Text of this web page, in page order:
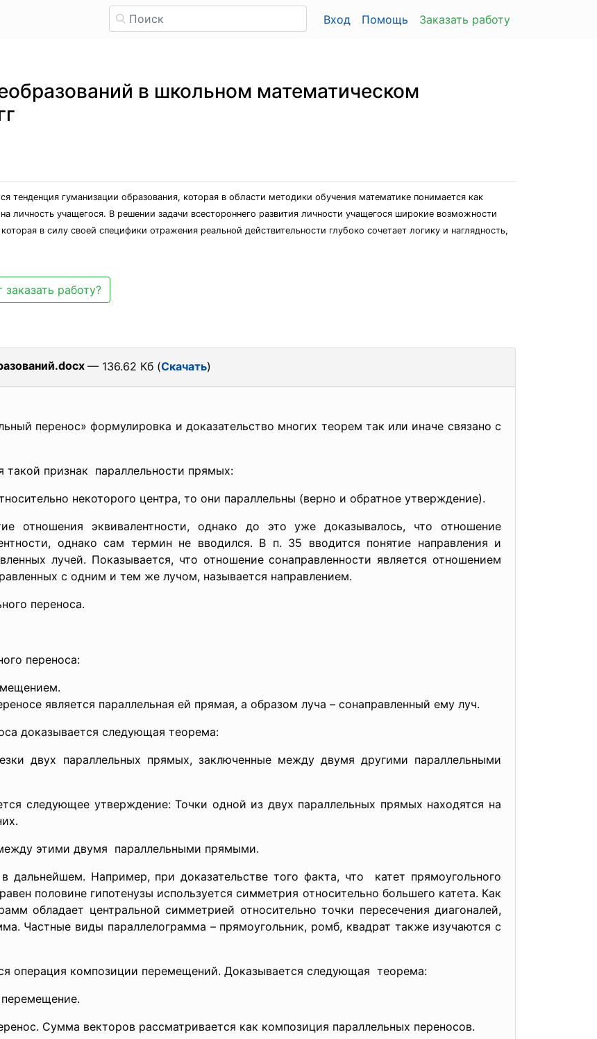
Вход Помощь Заказать работу
в школьном математическом
тенденция гуманизации образования, которая в области методики обучения математике понимается как
личность учащегося. В решении задачи всестороннего развития личности учащегося широкие возможности
в силу своей специфики отражения реальной действительности глубоко сочетает логику и наглядность,
работу?
— 136.62 Кб (Скачать)
перенос» формулировка и доказательство многих теорем так или иначе связано с
признак параллельности прямых:
некоторого центра, то они параллельны (верно и обратное утверждение).
отношения эквивалентности, однако до это уже доказывалось, что отношение
однако сам термин не вводился. В п. 35 вводится понятие направления и
лучей. Показывается, что отношение сонаправленности является отношением
с одним и тем же лучом, называется направлением.
переноса.
переноса:
является параллельная ей прямая, а образом луча – сонаправленный ему луч.
доказывается следующая теорема:
двух параллельных прямых, заключенные между двумя другими параллельными
следующее утверждение: Точки одной из двух параллельных прямых находятся на
этими двумя параллельными прямыми.
Например, при доказательстве того факта, что катет прямоугольного
половине гипотенузы используется симметрия относительно большего катета. Как
обладает центральной симметрией относительно точки пересечения диагоналей,
Частные виды параллелограмма – прямоугольник, ромб, квадрат также изучаются с
операция композиции перемещений. Доказывается следующая теорема:
Сумма векторов рассматривается как композиция параллельных переносов.